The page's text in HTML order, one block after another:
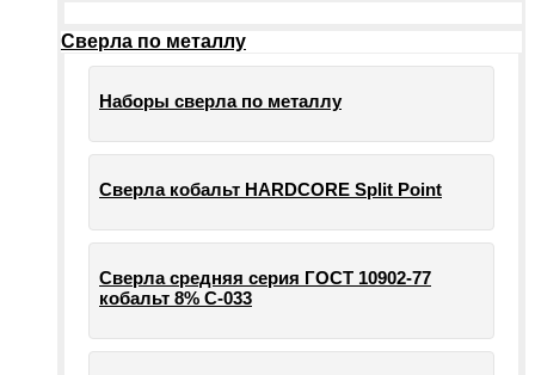
Сверла по металлу
Наборы сверла по металлу
Сверла кобальт HARDCORE Split Point
Сверла средняя серия ГОСТ 10902-77
кобальт 8% С-033